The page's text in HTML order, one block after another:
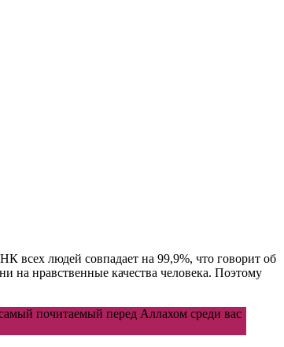
всех людей совпадает на 99,9%, что говорит об
на нравственные качества человека. Поэтому
почитаемый перед Аллахом среди вас